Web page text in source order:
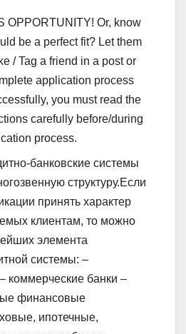
OPPORTUNITY! Or, know
be a perfect fit? Let them
/ Tag a friend in a post or
application process
you must read the
carefully before/during
process.
банковские системы
структуру.Если
принять характер
клиентам, то можно
элемента
системы: –
коммерческие банки –
финансовые
ипотечные,